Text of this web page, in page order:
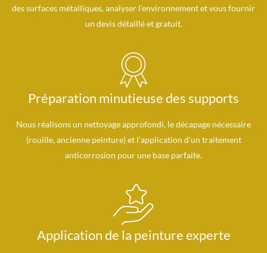
des surfaces métalliques, analyser l’environnement et vous fournir
un devis détaillé et gratuit.
Préparation minutieuse des supports
Nous réalisons un nettoyage approfondi, le décapage nécessaire
(rouille, ancienne peinture) et l’application d’un traitement
anticorrosion pour une base parfaite.
Application de la peinture experte